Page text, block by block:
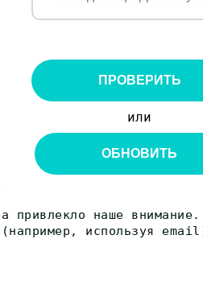
ПРОВЕРИТЬ
или
ОБНОВИТЬ
привлекло наше внимание.
используя